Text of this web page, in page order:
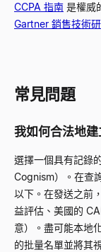
CCPA 指南 是權威
Gartner 銷售技術
常見問題
我如何合法地
選擇一個具有記錄
Cognism）。在查
以下。在發送之前
益評估、美國的
意）。盡可能本地
的批量名單並將其